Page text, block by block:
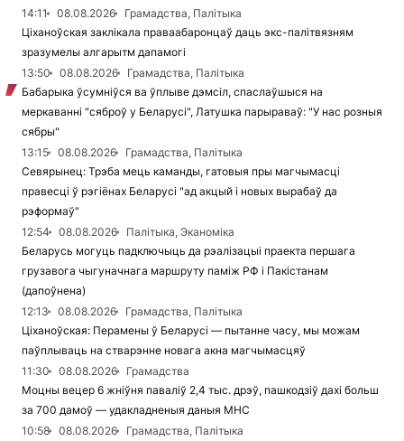
14:11
08.08.2026
Грамадства, Палітыка
Ціханоўская заклікала праваабаронцаў даць экс-палітвязням
зразумелы алгарытм дапамогі
13:50
08.08.2026
Грамадства, Палітыка
Бабарыка ўсумніўся ва ўплыве дэмсіл, спаслаўшыся на
меркаванні "сяброў у Беларусі", Латушка парыраваў: "У нас розныя
сябры"
13:15
08.08.2026
Грамадства, Палітыка
Севярынец: Трэба мець каманды, гатовыя пры магчымасці
правесці ў рэгіёнах Беларусі "ад акцый і новых вырабаў да
рэформаў"
12:54
08.08.2026
Палітыка, Эканоміка
Беларусь могуць падключыць да рэалізацыі праекта першага
грузавога чыгуначнага маршруту паміж РФ і Пакістанам
(дапоўнена)
12:13
08.08.2026
Грамадства, Палітыка
Ціханоўская: Перамены ў Беларусі — пытанне часу, мы можам
паўплываць на стварэнне новага акна магчымасцяў
11:30
08.08.2026
Грамадства
Моцны вецер 6 жніўня паваліў 2,4 тыс. дрэў, пашкодзіў дахі больш
за 700 дамоў — удакладненыя даныя МНС
10:58
08.08.2026
Грамадства, Палітыка